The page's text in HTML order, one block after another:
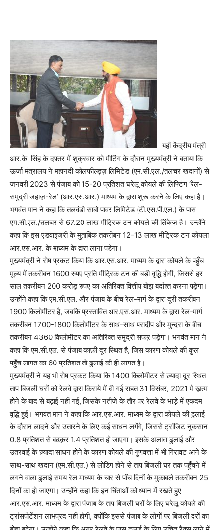
यहाँ केंद्रीय मंत्री
आर.के. सिंह के दफ़्तर में शुक्रवार को मीटिंग के दौरान मुख्यमंत्री ने बताया कि
ऊर्जा मंत्रालय ने महानदी कोलफील्ड्ज़ लिमिटेड (एम.सी.एल./तलचर खदानों) से
जनवरी 2023 से पंजाब को 15-20 प्रतिशत घरेलू कोयले की लिफ्टिंग ‘रेल-
समुद्री जहाज़-रेल’ (आर.एस.आर.) माध्यम के द्वारा शुरू करने के लिए कहा है।
भगवंत मान ने कहा कि तलवंडी साबो पावर लिमिटेड (टी.एस.पी.एल.) के पास
एम.सी.एल./तलचर से 67.20 लाख मीट्रिक टन कोयले की लिंकेज़ है। उन्होंने
कहा कि इस एडवाइजरी के मुताबिक तकरीबन 12-13 लाख मीट्रिक टन कोयला
आर.एस.आर. के माघ्यम के द्वारा लाना पड़ेगा।
मुख्यमंत्री ने रोष प्रकट किया कि आर.एस.आर. माध्यम के द्वारा कोयले के पहुँच
मूल्य में तकरीबन 1600 रुपए प्रति मीट्रिक टन की बड़ी वृद्धि होगी, जिससे हर
साल तकरीबन 200 करोड़ रुपए का अतिरिक्त वित्तीय बोझ बर्दाश्त करना पड़ेगा।
उन्होंने कहा कि एम.सी.एल. और पंजाब के बीच रेल-मार्ग के द्वारा दूरी तकरीबन
1900 किलोमीटर है, जबकि प्रस्तावित आर.एस.आर. माध्यम के द्वारा रेल-मार्ग
तकरीबन 1700-1800 किलोमीटर के साथ-साथ परादीप और मुन्दरा के बीच
तकरीबन 4360 किलोमीटर का अतिरिक्त समुद्री सफऱ पड़ेगा। भगवंत मान ने
कहा कि एम.सी.एल. से पंजाब काफ़ी दूर स्थित है, जिस कारण कोयले की कुल
पहुँच लागत का 60 प्रतिशत तो ढुलाई की ही लागत है।
मुख्यमंत्री ने यह भी रोष प्रकट किया कि 1400 किलोमीटर से ज़्यादा दूर स्थित
ताप बिजली घरों को रेलवे द्वारा किराये में दी गई राहत 31 दिसंबर, 2021 में ख़त्म
होने के बाद से बढ़ाई नहीं गई, जिसके नतीजे के तौर पर रेलवे के भाड़े में एकदम
वृद्धि हुई। भगवंत मान ने कहा कि आर.एस.आर. माध्यम के द्वारा कोयले की ढुलाई
के दौरान लादने और उतारने के लिए कई साधन लगेंगे, जिससे ट्रांजिट नुकसान
0.8 प्रतिशत से बढक़र 1.4 प्रतिशत हो जाएगा। इसके अलावा ढुलाई और
उतरवाई के ज़्यादा साधन होने के कारण कोयले की गुणवत्ता में भी गिरावट आने के
साथ-साथ खदान (एम.सी.एल.) से लोडिंग होने से ताप बिजली घर तक पहुँचने में
लगने वाला ढुलाई समय रेल माध्यम के चार से पाँच दिनों के मुकाबले तकरीबन 25
दिनों का हो जाएगा। उन्होंने कहा कि इन चिंताओं को ध्यान में रखते हुए
आर.एस.आर. माध्यम के द्वारा पंजाब के ताप बिजली घरों के लिए घरेलू कोयले की
ट्रांसपोर्टेशन लाभप्रद नहीं होगी, क्योंकि इससे पंजाब के लोगों पर बिजली दरों का